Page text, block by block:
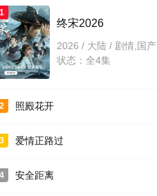
1
终宋2026
2026 / 大陆 / 剧情,国产
状态：全4集
2 照殿花开
3 爱情正路过
4 安全距离